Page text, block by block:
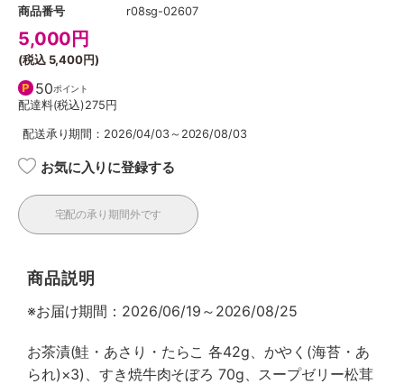
商品番号
r08sg-02607
5,000 円
(税込 5,400円)
50ポイント
配達料(税込)275円
配送承り期間：2026/04/03～2026/08/03
お気に入りに登録する
宅配の承り期間外です
商品説明
※お届け期間：2026/06/19～2026/08/25
お茶漬(鮭・あさり・たらこ 各42g、かやく(海苔・あ
られ)×3)、すき焼牛肉そぼろ 70g、スープゼリー松茸